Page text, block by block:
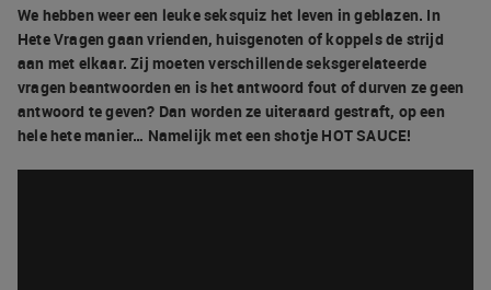
We hebben weer een leuke seksquiz het leven in geblazen. In
Hete Vragen gaan vrienden, huisgenoten of koppels de strijd
aan met elkaar. Zij moeten verschillende seksgerelateerde
vragen beantwoorden en is het antwoord fout of durven ze geen
antwoord te geven? Dan worden ze uiteraard gestraft, op een
hele hete manier… Namelijk met een shotje HOT SAUCE!